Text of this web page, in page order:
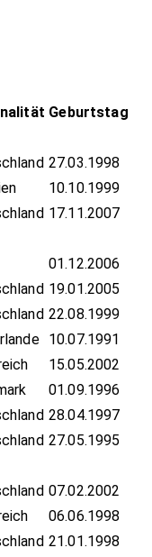
Geburtstag
27.03.1998
10.10.1999
17.11.2007
01.12.2006
19.01.2005
22.08.1999
10.07.1991
15.05.2002
01.09.1996
28.04.1997
27.05.1995
07.02.2002
06.06.1998
21.01.1998